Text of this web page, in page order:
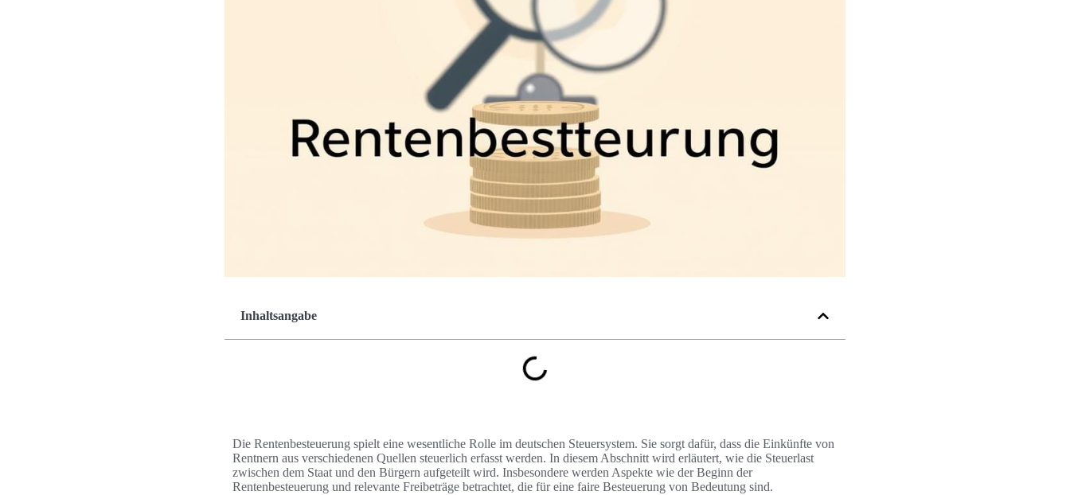
Inhaltsangabe
Die Rentenbesteuerung spielt eine wesentliche Rolle im deutschen Steuersystem. Sie sorgt dafür, dass die Einkünfte von
Rentnern aus verschiedenen Quellen steuerlich erfasst werden. In diesem Abschnitt wird erläutert, wie die Steuerlast
zwischen dem Staat und den Bürgern aufgeteilt wird. Insbesondere werden Aspekte wie der Beginn der
Rentenbesteuerung und relevante Freibeträge betrachtet, die für eine faire Besteuerung von Bedeutung sind.